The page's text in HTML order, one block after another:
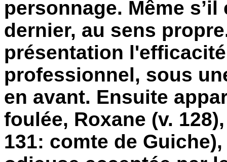
personnage. Même
dernier, au sens
présentation
professionnel, sous
en avant. Ensuite
foulée, Roxane (v.
131: comte de